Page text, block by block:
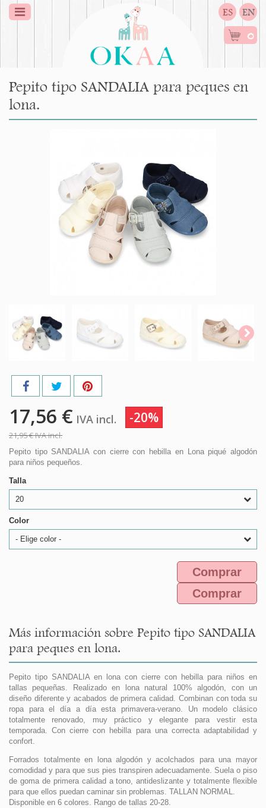
ES EN
0
Pepito tipo SANDALIA para peques en
lona.
17,56 € IVA incl. -20%
21,95 €IVA incl.
Pepito tipo SANDALIA con cierre con hebilla en Lona piqué algodón
para niños pequeños.
Talla
20
Color
- Elige color -
Comprar
Comprar
Más información sobre Pepito tipo SANDALIA
para peques en lona.
Pepito tipo SANDALIA en lona con cierre con hebilla para niños en
tallas pequeñas. Realizado en lona natural 100% algodón, con un
diseño diferente y acabados de primera calidad. Combinan con toda su
ropa para el día a día esta primavera-verano. Un modelo clásico
totalmente renovado, muy práctico y elegante para vestir esta
temporada. Con cierre con hebilla para una correcta adaptabilidad y
confort.
Forrados totalmente en lona algodón y acolchados para una mayor
comodidad y para que sus pies transpiren adecuadamente. Suela o piso
de goma de primera calidad a tono, antideslizante y totalmente flexible
para que ellos puedan caminar sin problemas. TALLAN NORMAL.
Disponible en 6 colores. Rango de tallas 20-28.